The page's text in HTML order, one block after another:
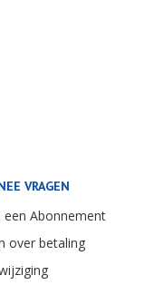
VRAGEN
een Abonnement
over betaling